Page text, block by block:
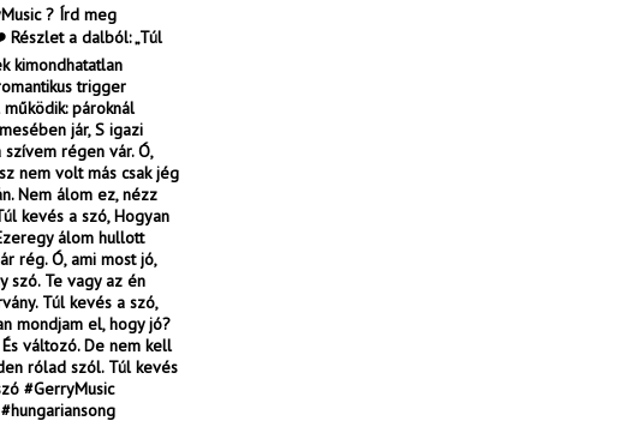
? Írd meg
a dalból: „Túl
kimondhatatlan
trigger
pároknál
jár, S igazi
régen vár. Ó,
nem volt más csak jég
Nem álom ez, nézz
kevés a szó, Hogyan
álom hullott
rég. Ó, ami most jó,
szó. Te vagy az én
Túl kevés a szó,
mondjam el, hogy jó?
változó. De nem kell
rólad szól. Túl kevés
#GerryMusic